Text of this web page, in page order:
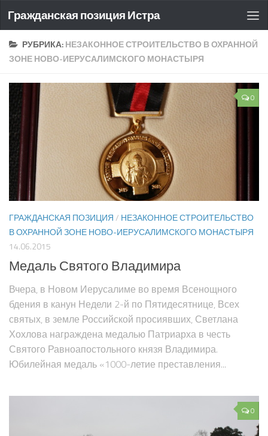
Гражданская позиция Истра
РУБРИКА:НЕЗАКОННОЕ СТРОИТЕЛЬСТВО В ОХРАННОЙ
ЗОНЕ НОВО-ИЕРУСАЛИМСКОГО МОНАСТЫРЯ
0
ГРАЖДАНСКАЯ ПОЗИЦИЯ/ НЕЗАКОННОЕ СТРОИТЕЛЬСТВО
В ОХРАННОЙ ЗОНЕ НОВО-ИЕРУСАЛИМСКОГО МОНАСТЫРЯ
14.06.2015
Медаль Святого Владимира
Вчера, в Новом Иерусалиме во время Всенощного
бдения в канун Недели 2-й по Пятидесятнице, Всех
святых, в земле Российской просиявших, Светлана
Хохлова награждена медалью Патриарха в честь
Святого Равноапостольного князя Владимира.
Юбилейная медаль «1000-летие преставления...
0